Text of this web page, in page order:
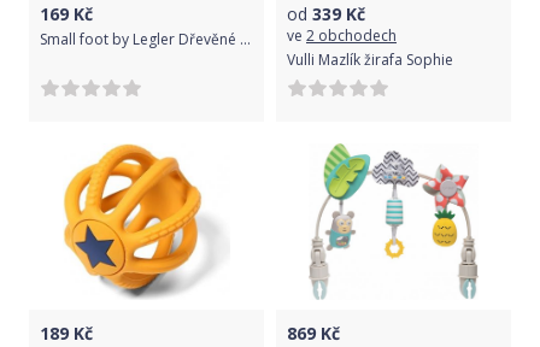
kačenka
nebo
kravička
169 Kč
Small foot by Legler Dřevěné chrastítko Small Foot Kroužek
od 339 Kč
ve 2 obchodech
Vulli Mazlík žirafa Sophie
189 Kč 869 Kč